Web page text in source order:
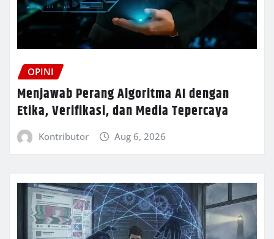
OPINI
Menjawab Perang Algoritma AI dengan
Etika, Verifikasi, dan Media Tepercaya
Kontributor Aug 6, 2026